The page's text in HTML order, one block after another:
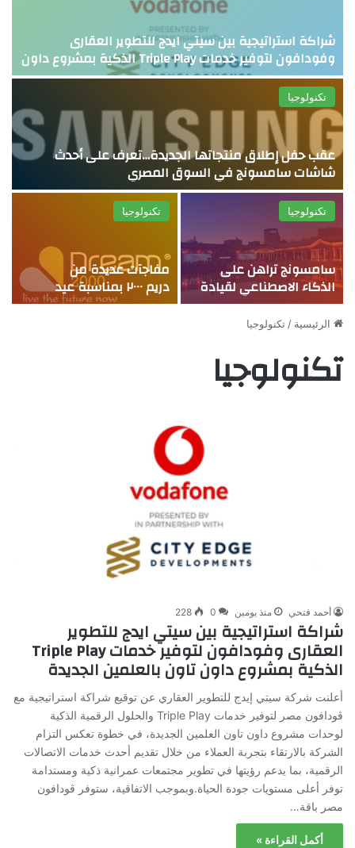
شراكة استراتيجية بين سيتي ايدج للتطوير العقارى
وفودافون لتوفير خدمات Triple Play الذكية بمشروع داون
تاون بالعلمين الجديدة
تكنولوجيا
عقب حفل إطلاق منتجاتها الجديدة…تعرف على أحدث
شاشات سامسونج في السوق المصري
تكنولوجيا
سامسونج تراهن على
الذكاء الاصطناعي لقيادة
مستقبل الشاشات.. وMicro
RGB تظهر لأول مرة عالميًا
تكنولوجيا
مفاجآت عديدة من
دريم ٢٠٠٠ بمناسبة عيد
ميلادها خلال شهر
الرئيسية /تكنولوجيا
تكنولوجيا
أحمد فتحي منذ يومين 0
228
شراكة استراتيجية بين سيتي ايدج للتطوير
العقارى وفودافون لتوفير خدمات Triple Play
الذكية بمشروع داون تاون بالعلمين الجديدة
أعلنت شركة سيتي إيدج للتطوير العقاري عن توقيع شراكة استراتيجية مع
ڤودافون مصر لتوفير خدمات Triple Play والحلول الرقمية الذكية
لوحدات مشروع داون تاون العلمين الجديدة، في خطوة تعكس التزام
الشركة بالارتقاء بتجربة العملاء من خلال تقديم أحدث خدمات الاتصالات
الرقمية، بما يدعم رؤيتها في تطوير مجتمعات عمرانية ذكية ومستدامة
توفر أعلى مستويات جودة الحياة.وبموجب الاتفاقية، ستوفر ڤودافون
مصر باقة…
أكمل القراءة »